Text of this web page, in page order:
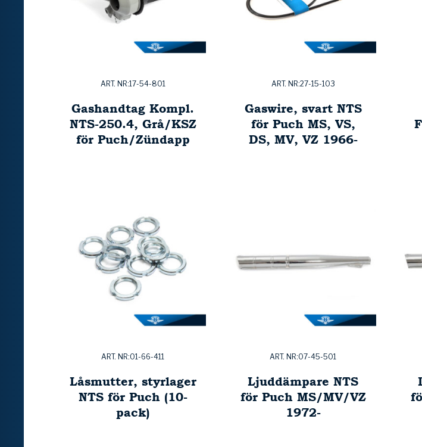
ART. NR:17-54-801
Gashandtag Kompl.
NTS-250.4, Grå/KSZ
för Puch/Zündapp
ART. NR:27-15-103
Gaswire, svart NTS
för Puch MS, VS,
DS, MV, VZ 1966-
ART. NR:01-66-411
Låsmutter, styrlager
NTS för Puch (10-
pack)
ART. NR:07-45-501
Ljuddämpare NTS
för Puch MS/MV/VZ
1972-